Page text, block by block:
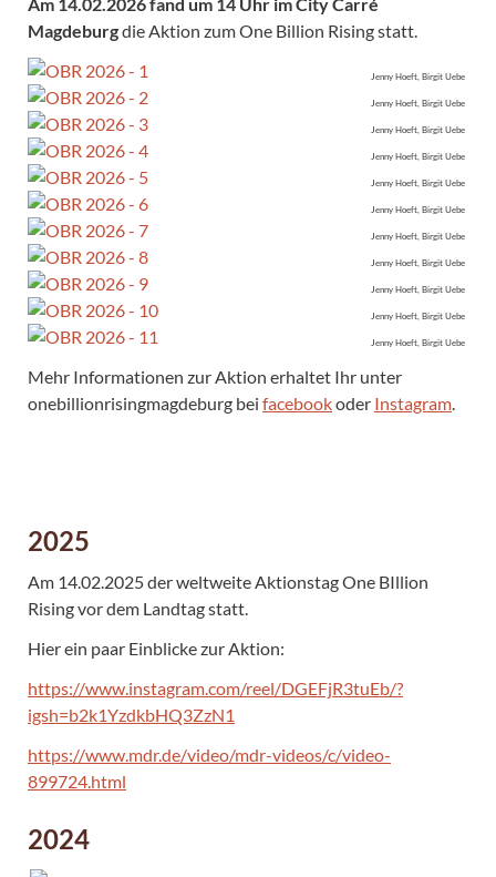
Magdeburgdie Aktion zum One Billion Rising statt.
Jenny Hoeft, Birgit Uebe
Jenny Hoeft, Birgit Uebe
Jenny Hoeft, Birgit Uebe
Jenny Hoeft, Birgit Uebe
Jenny Hoeft, Birgit Uebe
Jenny Hoeft, Birgit Uebe
Jenny Hoeft, Birgit Uebe
Jenny Hoeft, Birgit Uebe
Jenny Hoeft, Birgit Uebe
Jenny Hoeft, Birgit Uebe
Jenny Hoeft, Birgit Uebe
Mehr Informationen zur Aktion erhaltet Ihr unter
onebillionrisingmagdeburg bei facebookoder Instagram.
2025
Am 14.02.2025 der weltweite Aktionstag One BIllion
Rising vor dem Landtag statt.
Hier ein paar Einblicke zur Aktion:
https://www.instagram.com/reel/DGEFjR3tuEb/?
igsh=b2k1YzdkbHQ3ZzN1
https://www.mdr.de/video/mdr-videos/c/video-
899724.html
2024